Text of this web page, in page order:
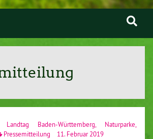
Landtag Baden-Württemberg, Naturparke,
Pressemitteilung 11. Februar 2019